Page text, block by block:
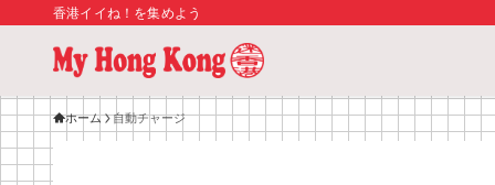
香港イイね！を集めよう
ホーム 自動チャージ